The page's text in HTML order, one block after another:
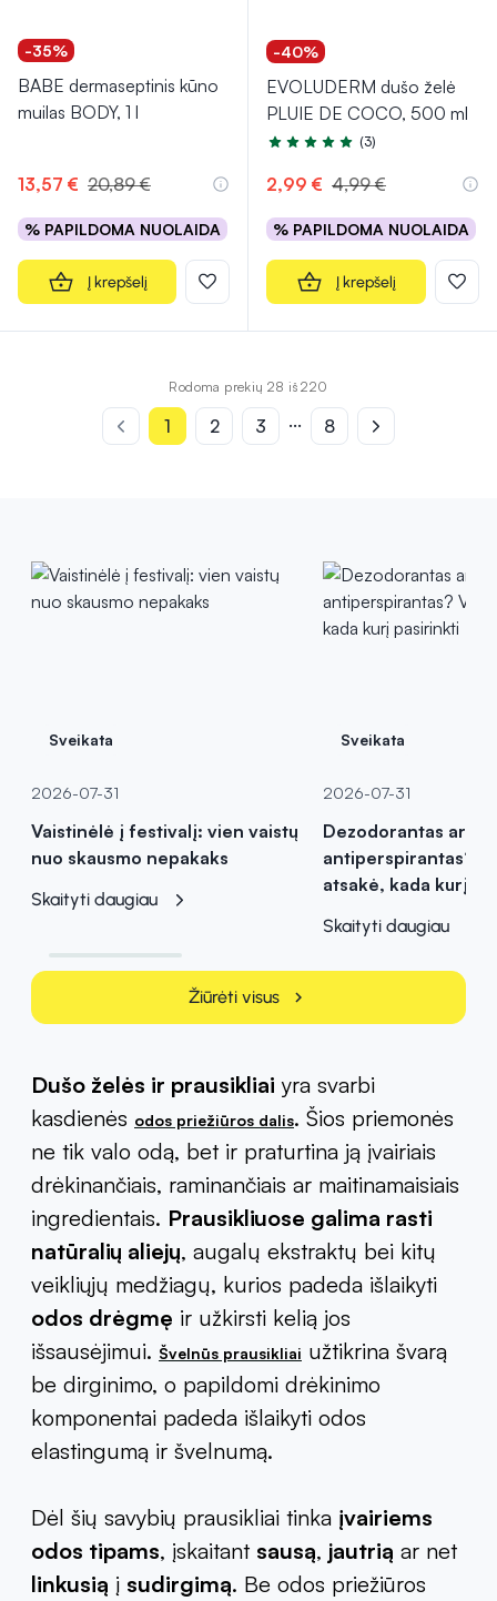
-35%
BABE dermaseptinis kūno
muilas BODY, 1 l
13,57 € 20,89 €
% PAPILDOMA NUOLAIDA
Į krepšelį
-40%
EVOLUDERM dušo želė
PLUIE DE COCO, 500 ml
Įvertinimas 5.0 iš 5
(3)
2,99 € 4,99 €
% PAPILDOMA NUOLAIDA
Į krepšelį
Rodoma prekių 28 iš 220
1 2 3 ... 8
Sveikata
2026-07-31
Vaistinėlė į festivalį: vien vaistų
nuo skausmo nepakaks
Skaityti daugiau
Sveikata
2026-07-31
Dezodorantas ar
antiperspirantas?
atsakė, kada kurį
Skaityti daugiau
Žiūrėti visus chevron_right
Dušo želės ir prausikliai yra svarbi
kasdienės odos priežiūros dalis. Šios priemonės
ne tik valo odą, bet ir praturtina ją įvairiais
drėkinančiais, raminančiais ar maitinamaisiais
ingredientais. Prausikliuose galima rasti
natūralių aliejų, augalų ekstraktų bei kitų
veikliųjų medžiagų, kurios padeda išlaikyti
odos drėgmę ir užkirsti kelią jos
išsausėjimui. Švelnūs prausikliai užtikrina švarą
be dirginimo, o papildomi drėkinimo
komponentai padeda išlaikyti odos
elastingumą ir švelnumą.
Dėl šių savybių prausikliai tinka įvairiems
odos tipams, įskaitant sausą, jautrią ar net
linkusią į sudirgimą. Be odos priežiūros